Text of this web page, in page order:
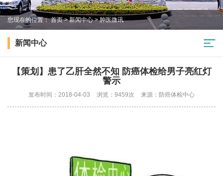
您现在的位置： 首页>新闻中心>肿医微讯
新闻中心
【策划】患了乙肝全然不知 防癌体检给男子亮红灯
警示
发布时间：2018-04-03 浏览：9459次 来源：防癌体检中心